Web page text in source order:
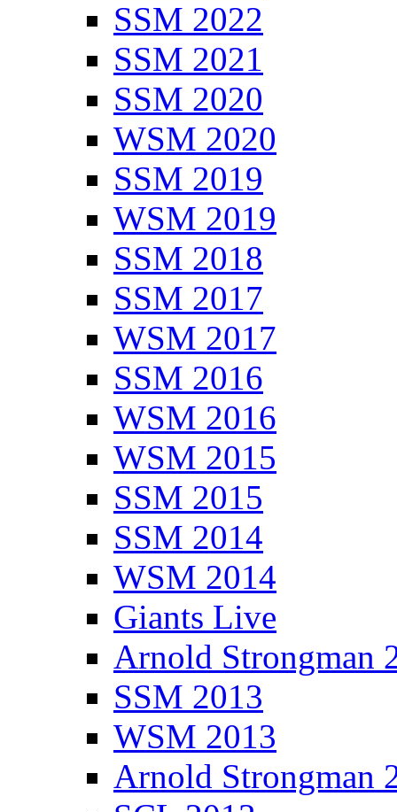
SSM 2022
SSM 2021
SSM 2020
WSM 2020
SSM 2019
WSM 2019
SSM 2018
SSM 2017
WSM 2017
SSM 2016
WSM 2016
WSM 2015
SSM 2015
SSM 2014
WSM 2014
Giants Live
Arnold Strongman
SSM 2013
WSM 2013
Arnold Strongman